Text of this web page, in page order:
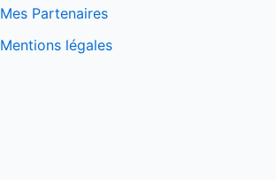
rMes Partenaires
Mentions légales